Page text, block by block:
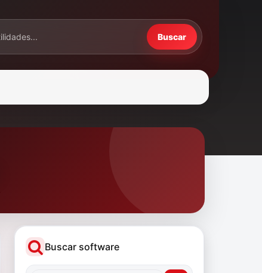
Buscar
Buscar software